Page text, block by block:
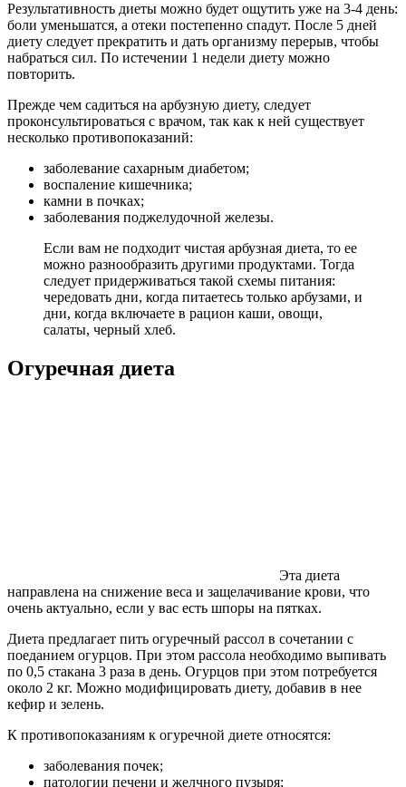
Результативность диеты можно будет ощутить уже на 3-4 день:
боли уменьшатся, а отеки постепенно спадут. После 5 дней
диету следует прекратить и дать организму перерыв, чтобы
набраться сил. По истечении 1 недели диету можно
повторить.
Прежде чем садиться на арбузную диету, следует
проконсультироваться с врачом, так как к ней существует
несколько противопоказаний:
заболевание сахарным диабетом;
воспаление кишечника;
камни в почках;
заболевания поджелудочной железы.
Если вам не подходит чистая арбузная диета, то ее
можно разнообразить другими продуктами. Тогда
следует придерживаться такой схемы питания:
чередовать дни, когда питаетесь только арбузами, и
дни, когда включаете в рацион каши, овощи,
салаты, черный хлеб.
Огуречная диета
Эта диета
направлена на снижение веса и защелачивание крови, что
очень актуально, если у вас есть шпоры на пятках.
Диета предлагает пить огуречный рассол в сочетании с
поеданием огурцов. При этом рассола необходимо выпивать
по 0,5 стакана 3 раза в день. Огурцов при этом потребуется
около 2 кг. Можно модифицировать диету, добавив в нее
кефир и зелень.
К противопоказаниям к огуречной диете относятся:
заболевания почек;
патологии печени и желчного пузыря;